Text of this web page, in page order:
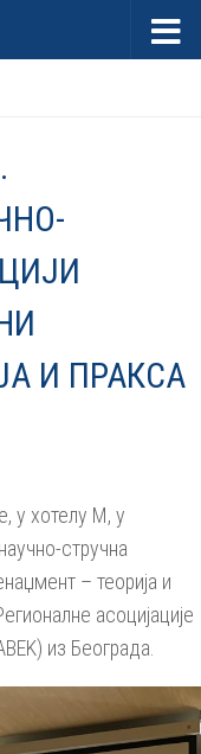
И ПРАКСА
у хотелу М, у
стручна
– теорија и
асоцијације
из Београда.